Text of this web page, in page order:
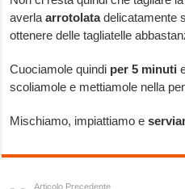
averlaarrotolatadelicatamente
ottenere delle tagliatelle
Cuociamole quindi per 5 minuti
scoliamole e mettiamole nella
Mischiamo, impiattiamo e
Articolo Precedente